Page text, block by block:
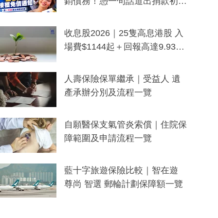
一度被誤當詐騙手段
收息股2026｜25隻高息港股 入
場費$1144起＋回報高達9.93
人壽保險保單繼承｜受益人 遺
產承辦分別及流程一覽
自願醫保支氣管炎索償｜住院保
障範圍及申請流程一覽
藍十字旅遊保險比較｜智在遊
尊尚 智選 郵輪計劃保障額一覽